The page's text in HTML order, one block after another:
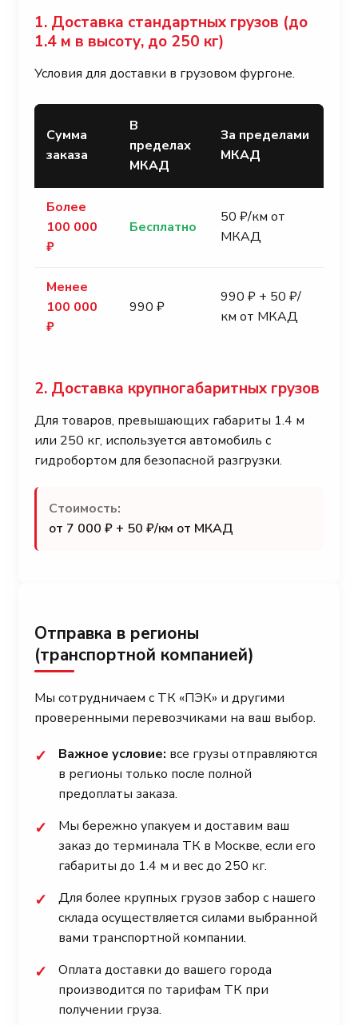
1. Доставка стандартных грузов (до
1.4 м в высоту, до 250 кг)
Условия для доставки в грузовом фургоне.
Сумма
заказа
В
пределах
МКАД
За пределами
МКАД
Более
100 000
₽
Бесплатно
50 ₽/км от
МКАД
Менее
100 000
₽
990 ₽
990 ₽ + 50 ₽/
км от МКАД
2. Доставка крупногабаритных грузов
Для товаров, превышающих габариты 1.4 м
или 250 кг, используется автомобиль с
гидробортом для безопасной разгрузки.
Стоимость:
от 7 000 ₽ + 50 ₽/км от МКАД
Отправка в регионы
(транспортной компанией)
Мы сотрудничаем с ТК «ПЭК» и другими
проверенными перевозчиками на ваш выбор.
✓ Важное условие: все грузы отправляются
в регионы только после полной
предоплаты заказа.
✓
Мы бережно упакуем и доставим ваш
заказ до терминала ТК в Москве, если его
габариты до 1.4 м и вес до 250 кг.
✓
Для более крупных грузов забор с нашего
склада осуществляется силами выбранной
вами транспортной компании.
✓
Оплата доставки до вашего города
производится по тарифам ТК при
получении груза.